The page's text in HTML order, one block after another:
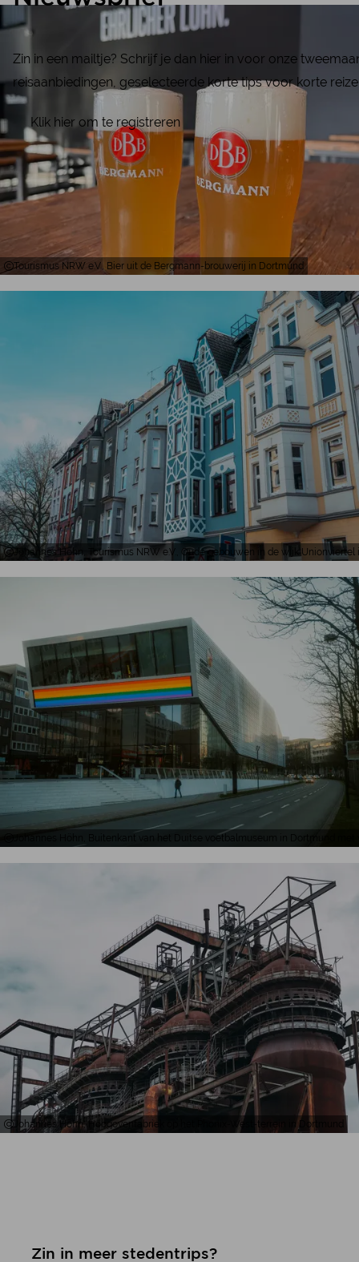
Tourismus NRW e.V., Bier uit de Bergmann-brouwerij in Dortmund
Johannes Höhn, Tourismus NRW e.V., Oude gebouwen in de wijk
Johannes Höhn, Buitenkant van het Duitse voetbalmuseum in Dortmund met
Johannes Höhn, Hoogovenfabriek op het Phönix-West-terrein in Dortmund
Zin in meer stedentrips?
Zin in een mailtje? Schrijf je dan hier in voor onze
reisaanbiedingen, geselecteerde korte tips voor korte
Klik hier om te registreren